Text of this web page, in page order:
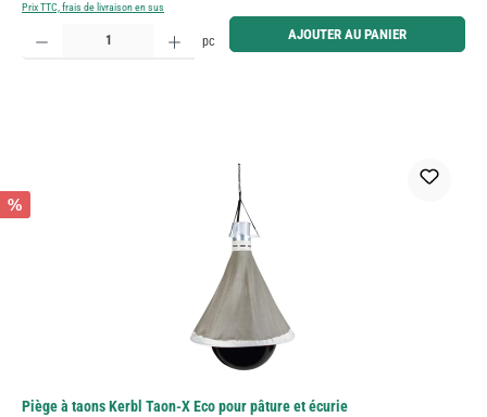
Prix TTC, frais de livraison en sus
Quantité de produit : Entrez la quantité souhaitée ou utilisez les boutons pour augmenter ou
pc AJOUTER AU PANIER
%
Piège à taons Kerbl Taon-X Eco pour pâture et écurie